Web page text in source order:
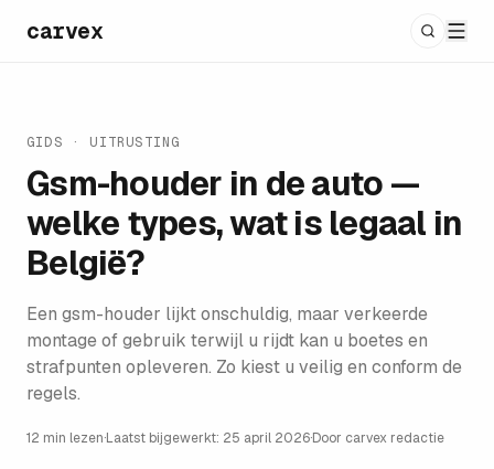
carvex
GIDS · UITRUSTING
Gsm-houder in de auto —
welke types, wat is legaal in
België?
Een gsm-houder lijkt onschuldig, maar verkeerde
montage of gebruik terwijl u rijdt kan u boetes en
strafpunten opleveren. Zo kiest u veilig en conform de
regels.
12 min lezen·Laatst bijgewerkt: 25 april 2026·Door carvex redactie